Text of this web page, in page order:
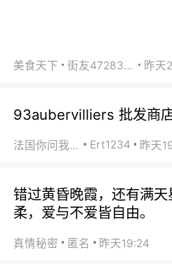
美食天下 街友472838572 昨天
93aubervilliers 批发商
法国你问我答 Ert1234 昨天
错过黄昏晚霞，还有满
柔，爱与不爱皆自由。
真情秘密 匿名 昨天19:24